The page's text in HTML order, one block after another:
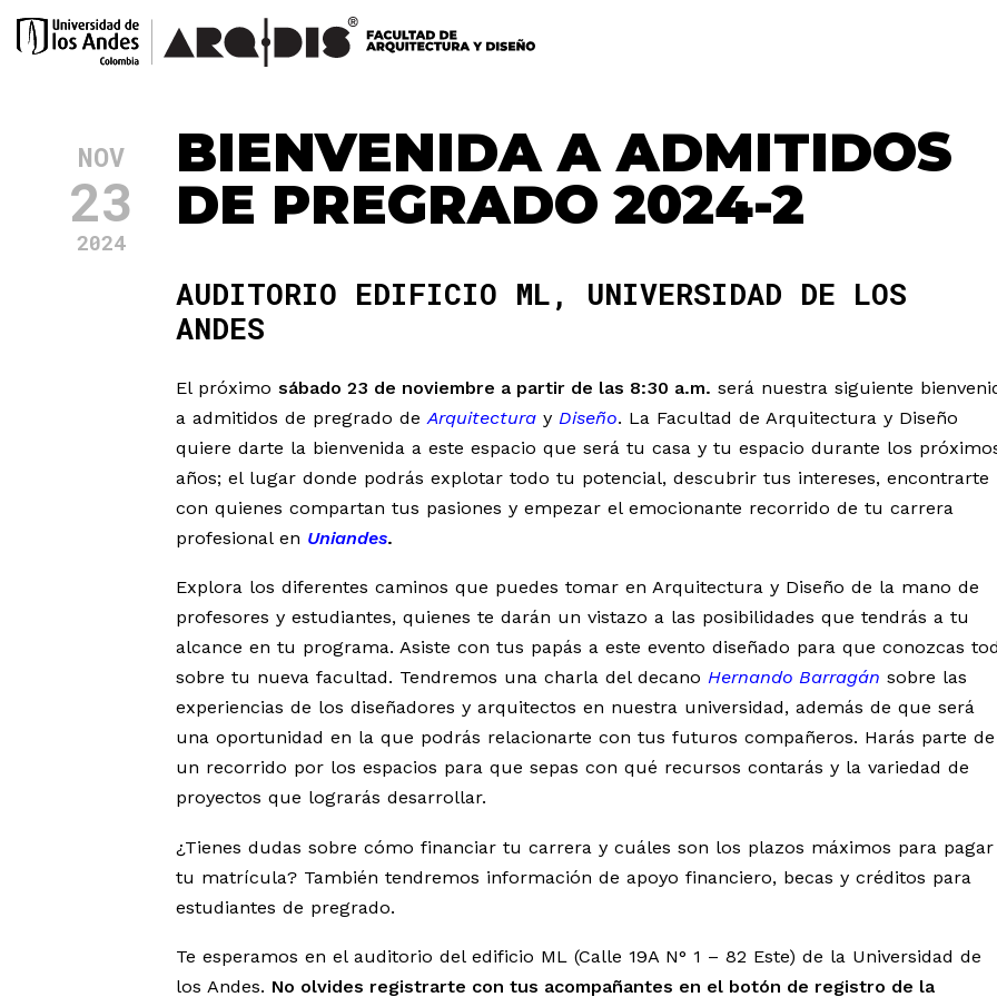
NOV
23
2024
BIENVENIDA A ADMITIDOS
DE PREGRADO 2024-2
AUDITORIO EDIFICIO ML, UNIVERSIDAD DE LOS
ANDES
El próximo sábado 23 de noviembre a partir de las 8:30 a.m. será nuestra siguiente
a admitidos de pregrado deArquitecturay Diseño. La Facultad de Arquitectura y Diseño
quiere darte la bienvenida a este espacio que será tu casa y tu espacio durante los
años; el lugar donde podrás explotar todo tu potencial, descubrir tus intereses, encontrarte
con quienes compartan tus pasiones y empezar el emocionante recorrido de tu carrera
profesional en Uniandes.
Explora los diferentes caminos que puedes tomar en Arquitectura y Diseño de la mano de
profesores y estudiantes, quienes te darán un vistazo a las posibilidades que tendrás a tu
alcance en tu programa. Asiste con tus papás a este evento diseñado para que conozcas
sobre tu nueva facultad. Tendremos una charla del decano Hernando Barragán sobre las
experiencias de los diseñadores y arquitectos en nuestra universidad, además de que será
una oportunidad en la que podrás relacionarte con tus futuros compañeros. Harás parte de
un recorrido por los espacios para que sepas con qué recursos contarás y la variedad de
proyectos que lograrás desarrollar.
¿Tienes dudas sobre cómo financiar tu carrera y cuáles son los plazos máximos para pagar
tu matrícula? También tendremos información de apoyo financiero, becas y créditos para
estudiantes de pregrado.
Te esperamos en el auditorio del edificio ML (Calle 19A N° 1 – 82 Este) de la Universidad de
los Andes. No olvides registrarte con tus acompañantes en el botón de registro de la